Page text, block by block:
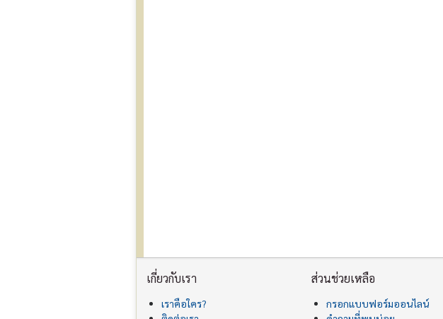
เกี่ยวกับเรา
เราคือใคร?
ส่วนช่วยเหลือ
กรอกแบบฟอร์มออนไลน์